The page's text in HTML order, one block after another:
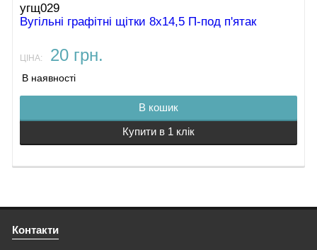
угщ029
Вугільні графітні щітки 8х14,5 П-под п'ятак
ЦІНА: 20 грн.
В наявності
В кошик
Купити в 1 клік
Контакти